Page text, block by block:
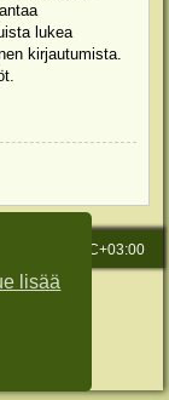
lisää
lukea
kirjautumista.
ajat ovat UTC+03:00
Limited